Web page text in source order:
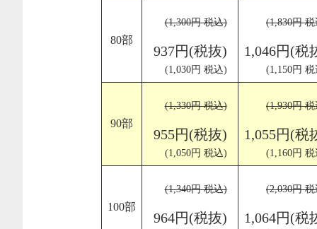
80部
(1,300円 税込)
937円(税抜)
(1,030円 税込)
(1,830円
1,046円(税
(1,150円
90部
(1,330円 税込)
955円(税抜)
(1,050円 税込)
(1,930円
1,055円(税
(1,160円
100部
(1,340円 税込)
964円(税抜)
(2,030円
1,064円(税